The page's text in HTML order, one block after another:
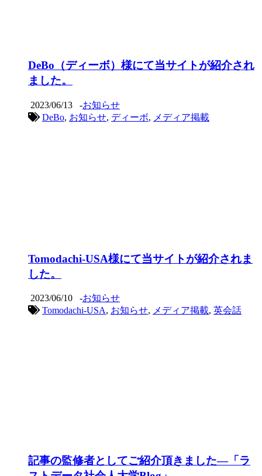
DeBo（ディーボ）様にて当サイトが紹介され
ました。
2023/06/13 -お知らせ
DeBo, お知らせ, ディーボ, メディア掲載
Tomodachi-USA様にて当サイトが紹介されま
した。
2023/06/10 -お知らせ
Tomodachi-USA, お知らせ, メディア掲載, 英会話
記事の監修者としてご紹介頂きました―「ラ